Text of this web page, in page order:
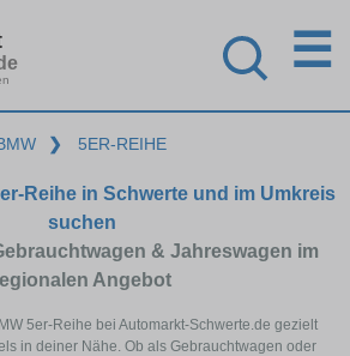
☰
❯ 5ER-REIHE
Reihe in Schwerte und im Umkreis
suchen
& Jahreswagen im
Angebot
5er-Reihe bei Automarkt-Schwerte.de gezielt
in deiner Nähe. Ob als Gebrauchtwagen oder